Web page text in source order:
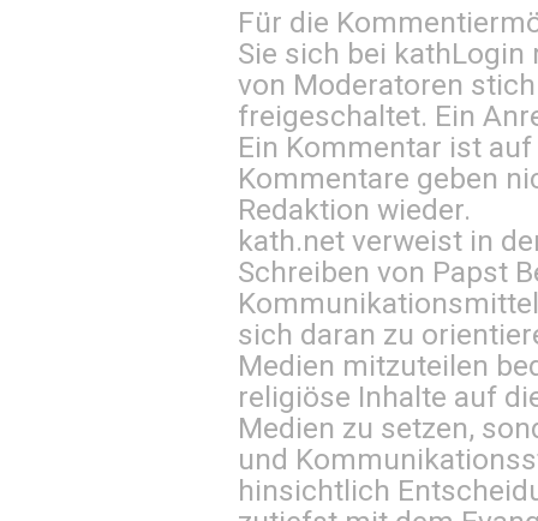
Für die
Sie sich bei kathLogin
von Moderatoren
freigeschaltet. Ein
Ein Kommentar ist
Kommentare geben
Redaktion wieder.
kath.net verweist in
Schreiben von Papst
sich daran zu
Medien mitzuteilen
religiöse Inhalte auf
Medien zu setzen,
und
hinsichtlich